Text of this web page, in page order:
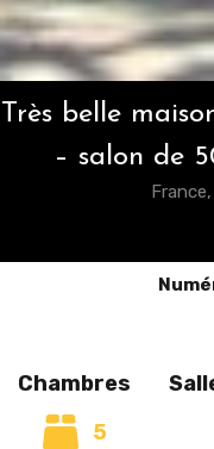
Très belle
– salon de
Chambres
5